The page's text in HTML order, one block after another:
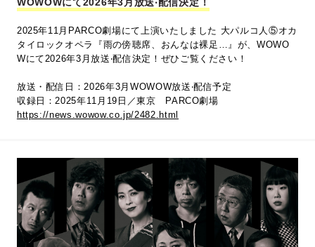
WOWOWにて2026年3⽉放送‧配信決定！
2025年11月PARCO劇場にて上演いたしました 大パルコ人⑤オカ
タイロックオペラ『雨の傍聴席、おんなは裸足…』が、WOWO
Wにて2026年3⽉放送‧配信決定！ぜひご覧ください！
放送・配信日：2026年3⽉WOWOW放送‧配信予定​
収録⽇：2025年11⽉19⽇​／東京 PARCO劇場
https://news.wowow.co.jp/2482.html